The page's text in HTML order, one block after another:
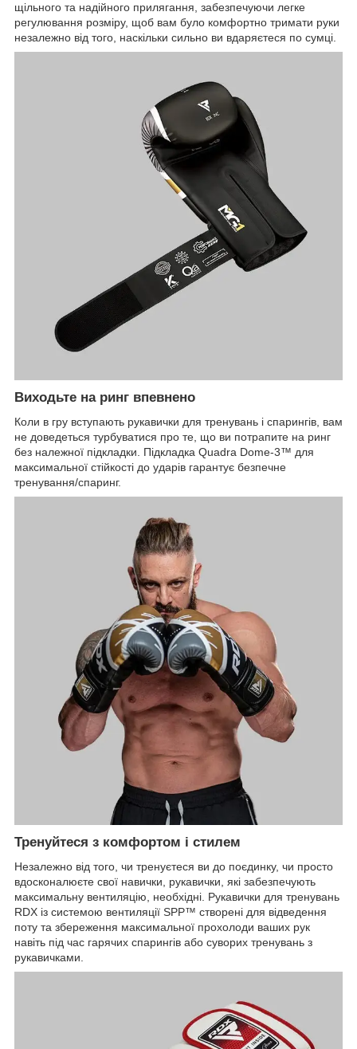
щільного та надійного прилягання, забезпечуючи легке
регулювання розміру, щоб вам було комфортно тримати руки
незалежно від того, наскільки сильно ви вдаряєтеся по сумці.
Виходьте на ринг впевнено
Коли в гру вступають рукавички для тренувань і спарингів, вам
не доведеться турбуватися про те, що ви потрапите на ринг
без належної підкладки. Підкладка Quadra Dome-3™ для
максимальної стійкості до ударів гарантує безпечне
тренування/спаринг.
Тренуйтеся з комфортом і стилем
Незалежно від того, чи тренуєтеся ви до поєдинку, чи просто
вдосконалюєте свої навички, рукавички, які забезпечують
максимальну вентиляцію, необхідні. Рукавички для тренувань
RDX із системою вентиляції SPP™ створені для відведення
поту та збереження максимальної прохолоди ваших рук
навіть під час гарячих спарингів або суворих тренувань з
рукавичками.